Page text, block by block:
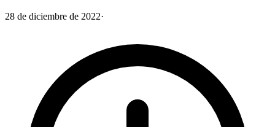
28 de diciembre de 2022·